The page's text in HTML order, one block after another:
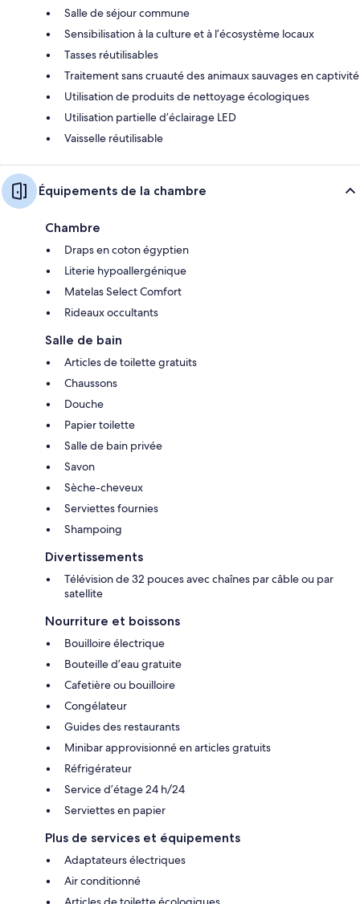
Salle de séjour commune
Sensibilisation à la culture et à l’écosystème locaux
Tasses réutilisables
Traitement sans cruauté des animaux sauvages en captivité
Utilisation de produits de nettoyage écologiques
Utilisation partielle d’éclairage LED
Vaisselle réutilisable
Équipements de la chambre
Chambre
Draps en coton égyptien
Literie hypoallergénique
Matelas Select Comfort
Rideaux occultants
Salle de bain
Articles de toilette gratuits
Chaussons
Douche
Papier toilette
Salle de bain privée
Savon
Sèche-cheveux
Serviettes fournies
Shampoing
Divertissements
Télévision de 32 pouces avec chaînes par câble ou par
satellite
Nourriture et boissons
Bouilloire électrique
Bouteille d’eau gratuite
Cafetière ou bouilloire
Congélateur
Guides des restaurants
Minibar approvisionné en articles gratuits
Réfrigérateur
Service d’étage 24 h/24
Serviettes en papier
Plus de services et équipements
Adaptateurs électriques
Air conditionné